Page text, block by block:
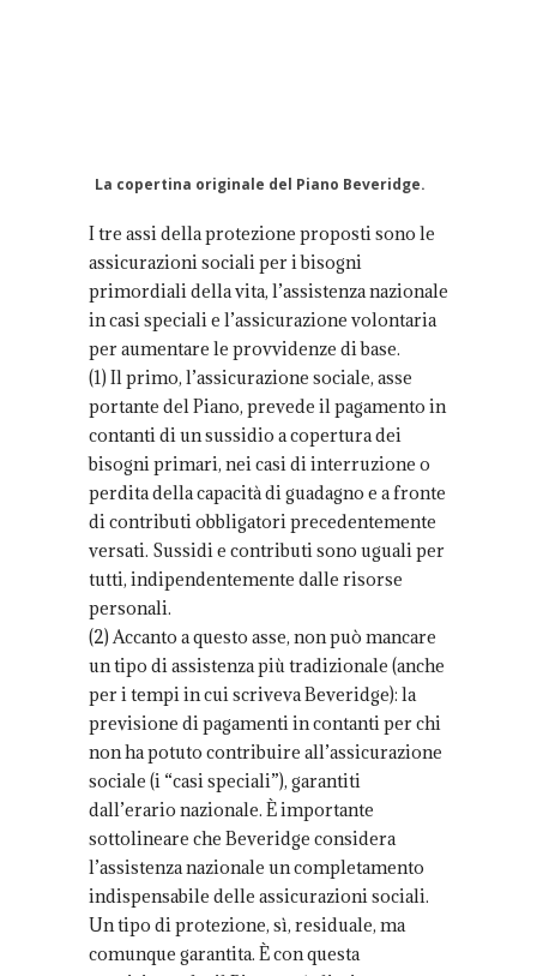
La copertina originale del Piano Beveridge.
I tre assi della protezione proposti sono le
assicurazioni sociali per i bisogni
primordiali della vita, l’assistenza nazionale
in casi speciali e l’assicurazione volontaria
per aumentare le provvidenze di base.
(1) Il primo, l’assicurazione sociale, asse
portante del Piano, prevede il pagamento in
contanti di un sussidio a copertura dei
bisogni primari, nei casi di interruzione o
perdita della capacità di guadagno e a fronte
di contributi obbligatori precedentemente
versati. Sussidi e contributi sono uguali per
tutti, indipendentemente dalle risorse
personali.
(2) Accanto a questo asse, non può mancare
un tipo di assistenza più tradizionale (anche
per i tempi in cui scriveva Beveridge): la
previsione di pagamenti in contanti per chi
non ha potuto contribuire all’assicurazione
sociale (i “casi speciali”), garantiti
dall’erario nazionale. È importante
sottolineare che Beveridge considera
l’assistenza nazionale un completamento
indispensabile delle assicurazioni sociali.
Un tipo di protezione, sì, residuale, ma
comunque garantita. È con questa